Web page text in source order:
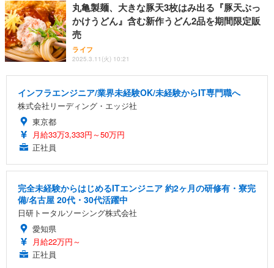
丸亀製麺、大きな豚天3枚はみ出る『豚天ぶっ
かけうどん』含む新作うどん2品を期間限定販
売
ライフ
2025.3.11(火) 10:21
インフラエンジニア/業界未経験OK/未経験からIT専門職へ
株式会社リーディング・エッジ社
東京都
月給33万3,333円～50万円
正社員
完全未経験からはじめるITエンジニア 約2ヶ月の研修有・寮完
備/名古屋 20代・30代活躍中
日研トータルソーシング株式会社
愛知県
月給22万円～
正社員